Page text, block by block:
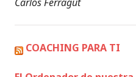
COACHING PARA TI